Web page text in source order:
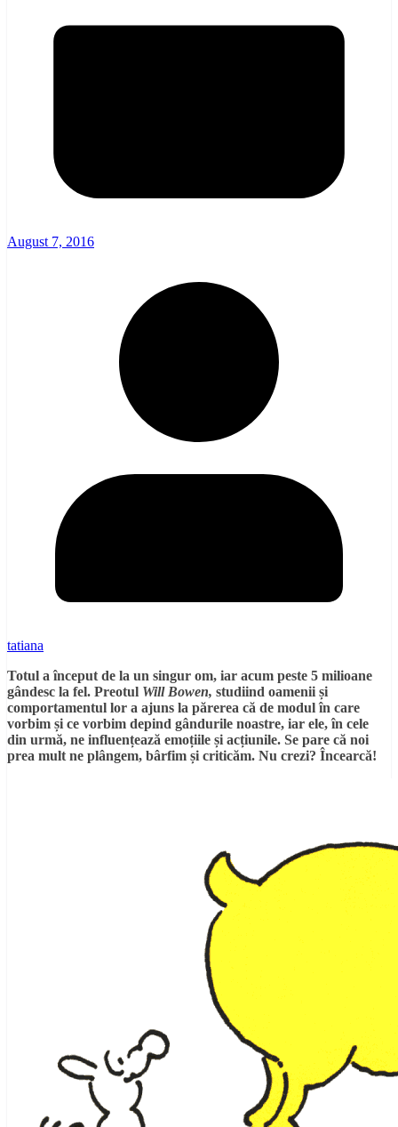
August 7, 2016
tatiana
Totul a început de la un singur om, iar acum peste 5 milioane
gândesc la fel. Preotul Will Bowen, studiind oamenii și
comportamentul lor a ajuns la părerea că de modul în care
vorbim și ce vorbim depind gândurile noastre, iar ele, în cele
din urmă, ne influențează emoțiile și acțiunile. Se pare că noi
prea mult ne plângem, bârfim și criticăm. Nu crezi? Încearcă!